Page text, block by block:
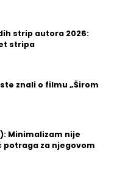
strip autora 2026:
stripa
znali o filmu „Širom
Minimalizam nije
potraga za njegovom